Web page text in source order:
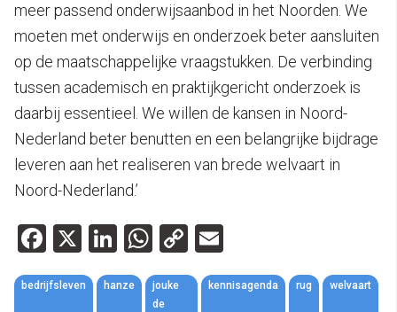
meer passend onderwijsaanbod in het Noorden. We
moeten met onderwijs en onderzoek beter aansluiten
op de maatschappelijke vraagstukken. De verbinding
tussen academisch en praktijkgericht onderzoek is
daarbij essentieel. We willen de kansen in Noord-
Nederland beter benutten en een belangrijke bijdrage
leveren aan het realiseren van brede welvaart in
Noord-Nederland.’
Facebook
X LinkedIn
WhatsApp
Copy
Link
bedrijfsleven hanze
jouke
de
kennisagenda rug welvaart